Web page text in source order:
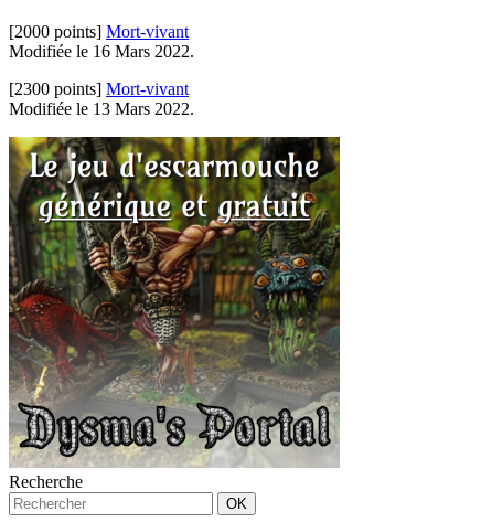
[2000 points] Mort-vivant
Modifiée le 16 Mars 2022.
[2300 points] Mort-vivant
Modifiée le 13 Mars 2022.
Recherche